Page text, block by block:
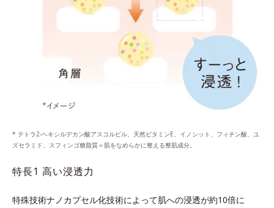
* テトラ2-ヘキシルデカン酸アスコルビル、天然ビタミンE、イノシット、フィチン酸、ユ
ズセラミド、スフィンゴ糖脂質＝肌をなめらかに整える整肌成分。
特長1 高い浸透力
特殊技術ナノカプセル化技術によって肌への浸透が約10倍に